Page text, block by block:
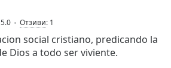
5.0 Отзиви: 1
social cristiano, predicando la
Dios a todo ser viviente.